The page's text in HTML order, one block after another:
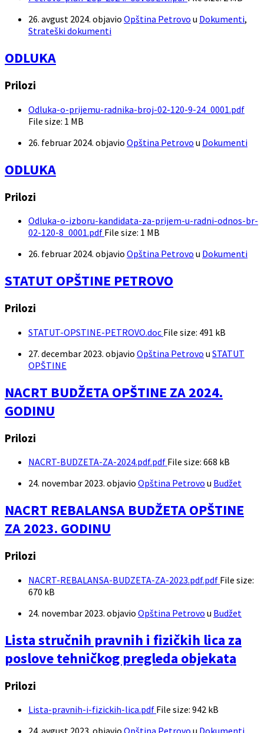
26. avgust 2024. objavio Opština Petrovo u Dokumenti,
Strateški dokumenti
ODLUKA
Prilozi
Odluka-o-prijemu-radnika-broj-02-120-9-24_0001.pdf
File size: 1 MB
26. februar 2024. objavio Opština Petrovo u Dokumenti
ODLUKA
Prilozi
Odluka-o-izboru-kandidata-za-prijem-u-radni-odnos-br-
02-120-8_0001.pdf File size: 1 MB
26. februar 2024. objavio Opština Petrovo u Dokumenti
STATUT OPŠTINE PETROVO
Prilozi
STATUT-OPSTINE-PETROVO.doc File size: 491 kB
27. decembar 2023. objavio Opština Petrovo u STATUT
OPŠTINE
NACRT BUDŽETA OPŠTINE ZA 2024.
GODINU
Prilozi
NACRT-BUDZETA-ZA-2024.pdf.pdf File size: 668 kB
24. novembar 2023. objavio Opština Petrovo u Budžet
NACRT REBALANSA BUDŽETA OPŠTINE
ZA 2023. GODINU
Prilozi
NACRT-REBALANSA-BUDZETA-ZA-2023.pdf.pdf File size:
670 kB
24. novembar 2023. objavio Opština Petrovo u Budžet
Lista stručnih pravnih i fizičkih lica za
poslove tehničkog pregleda objekata
Prilozi
Lista-pravnih-i-fizickih-lica.pdf File size: 942 kB